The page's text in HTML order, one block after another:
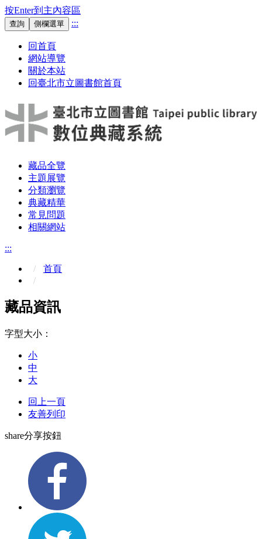
按Enter到主內容區
查詢 側欄選單 :::
回首頁
網站導覽
關於本站
回臺北市立圖書館首頁
藏品全覽
主題展覽
分類瀏覽
典藏精華
常見問題
相關網站
:::
首頁
藏品資訊
字型大小：
小
中
大
回上一頁
友善列印
share分享按鈕